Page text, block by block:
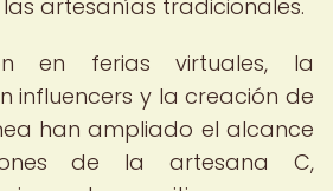
artesanías tradicionales.
en ferias virtuales, la
influencers y la creación de
han ampliado el alcance
de la artesana C,